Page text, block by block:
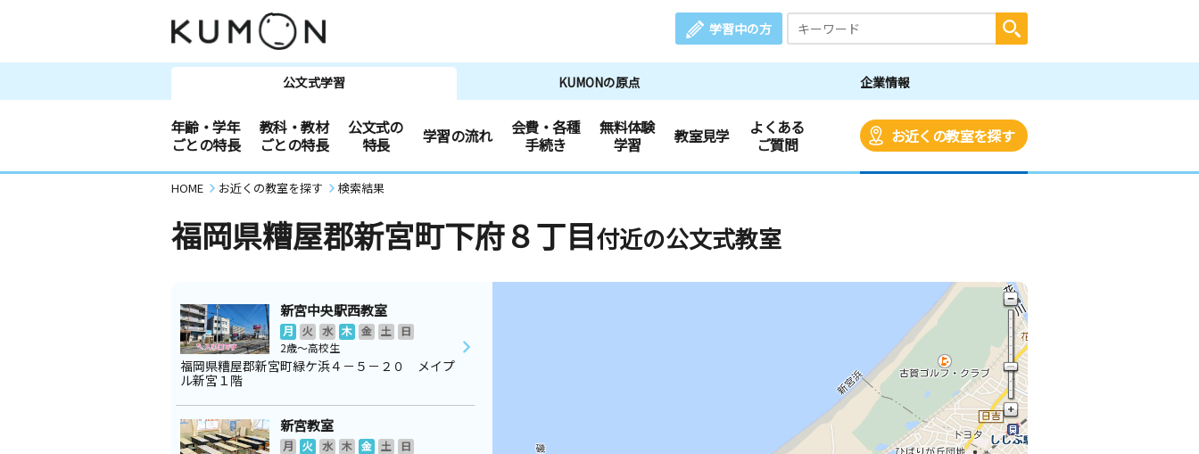
学習中の方
公文式学習 KUMONの原点 企業情報
年齢・学年
ごとの特長
教科・教材
ごとの特長
公文式の
特長
学習の流れ
会費・各種
手続き
無料体験
学習
教室見学
よくある
ご質問
お近くの教室を探す
HOME お近くの教室を探す 検索結果
福岡県糟屋郡新宮町下府８丁目付近の公文式教室
新宮中央駅西教室
月 火 水 木 金 土
日
2歳～高校生
福岡県糟屋郡新宮町緑ケ浜４－５－２０ メイプ
ル新宮１階
新宮教室
月 火 水 木 金 土
日